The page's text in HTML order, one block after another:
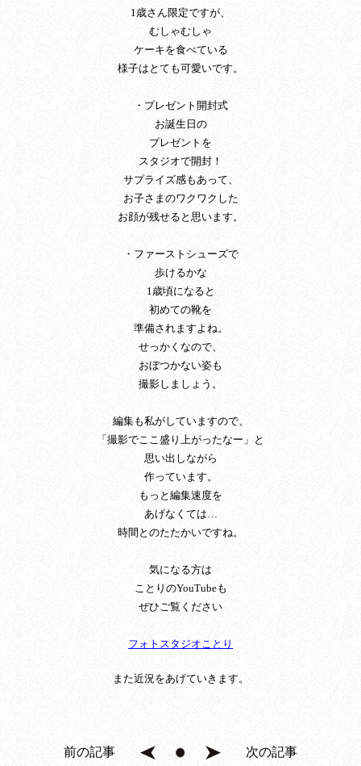
1歳さん限定ですが、
むしゃむしゃ
ケーキを食べている
様子はとても可愛いです。
・プレゼント開封式
お誕生日の
プレゼントを
スタジオで開封！
サプライズ感もあって、
お子さまのワクワクした
お顔が残せると思います。
・ファーストシューズで
歩けるかな
1歳頃になると
初めての靴を
準備されますよね。
せっかくなので、
おぼつかない姿も
撮影しましょう。
編集も私がしていますので、
「撮影でここ盛り上がったなー」と
思い出しながら
作っています。
もっと編集速度を
あげなくては…
時間とのたたかいですね。
気になる方は
ことりのYouTubeも
ぜひご覧ください
フォトスタジオことり
また近況をあげていきます。
前の記事 次の記事